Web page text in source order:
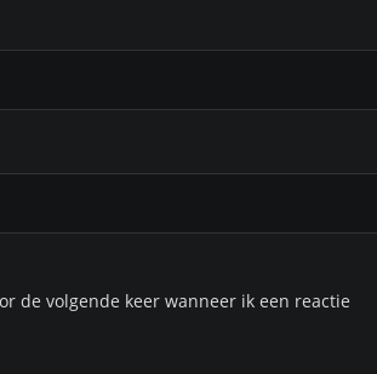
de volgende keer wanneer ik een reactie